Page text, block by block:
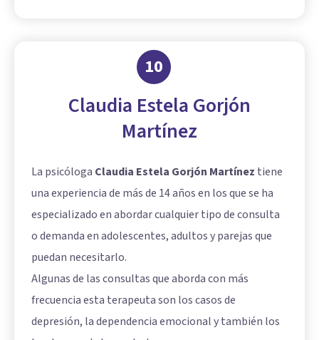
10
Claudia Estela Gorjón
Martínez
La psicóloga Claudia Estela Gorjón Martínez tiene
una experiencia de más de 14 años en los que se ha
especializado en abordar cualquier tipo de consulta
o demanda en adolescentes, adultos y parejas que
puedan necesitarlo.
Algunas de las consultas que aborda con más
frecuencia esta terapeuta son los casos de
depresión, la dependencia emocional y también los